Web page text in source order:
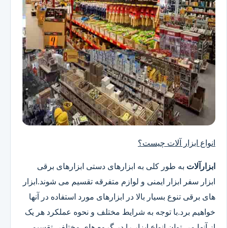
انواع ابزار آلات چیست؟
ابزارآلات به طور کلی به ابزارهای دستی ابزارهای برقی
ابزار سفر ابزار ایمنی و لوازم متفرقه تقسیم می شوند.ابزار
های برقی تنوع بسیار بالا در ابزارهای مورد استفاده در آنها
خواهیم برد.با توجه به شرایط مختلف و نحوه عملکرد هر یک